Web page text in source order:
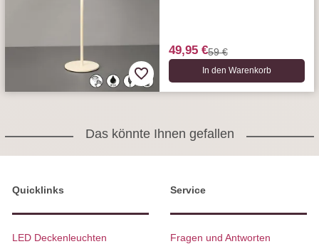
49,95 €59 €
In den Warenkorb
Das könnte Ihnen gefallen
Quicklinks
LED Deckenleuchten
Service
Fragen und Antworten